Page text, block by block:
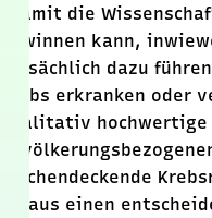
„Damit die
gewinnen kann,
tatsächlich dazu
Krebs erkranken oder
qualitativ hochwertige
Flächendeckende
hinaus einen